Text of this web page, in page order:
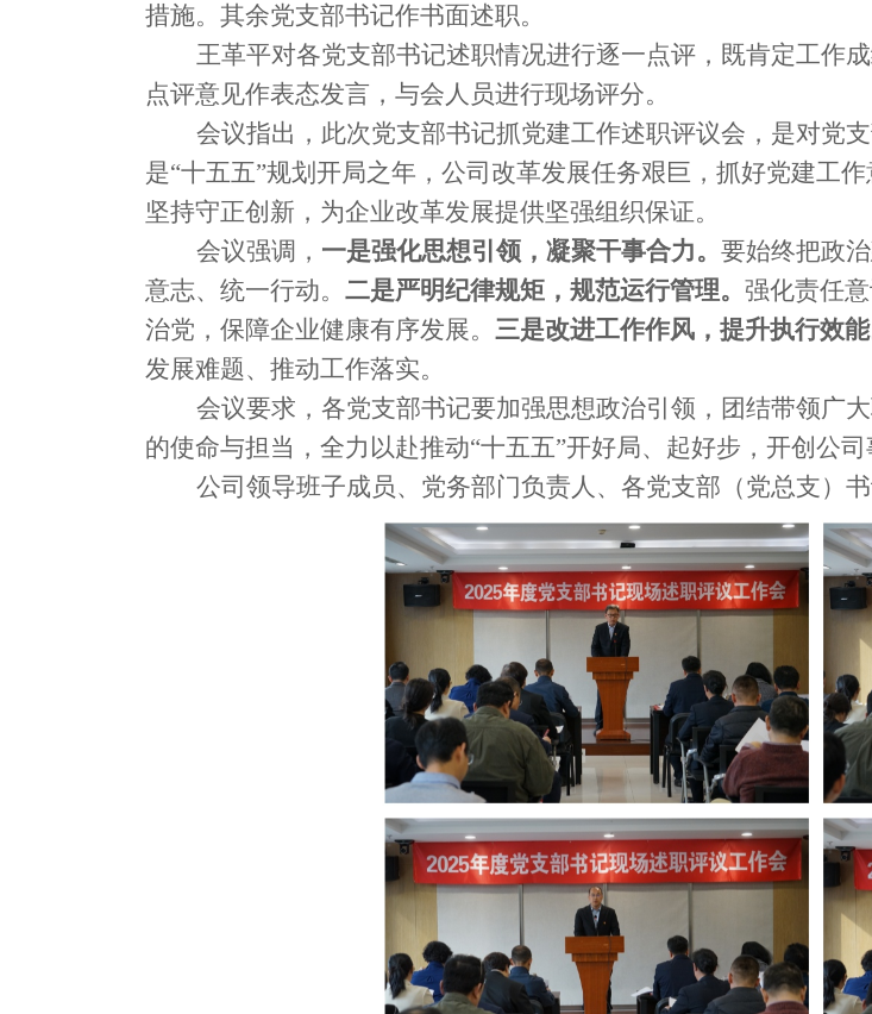
措施。其余党支部书记作书面述职。
王革平对各党支部书记述职情况进行逐一点评，既肯定工作
点评意见作表态发言，与会人员进行现场评分。
会议指出，此次党支部书记抓党建工作述职评议会，是对党
是“十五五”规划开局之年，公司改革发展任务艰巨，抓好党建工
坚持守正创新，为企业改革发展提供坚强组织保证。
会议强调， 一是强化思想引领，凝聚干事合力。 要始终把政
意志、统一行动。 二是严明纪律规矩，规范运行管理。 强化责任
治党，保障企业健康有序发展。 三是改进工作作风，提升执行效能
发展难题、推动工作落实。
会议要求，各党支部书记要加强思想政治引领，团结带领广
的使命与担当，全力以赴推动“十五五”开好局、起好步，开创公司
公司领导班子成员、党务部门负责人、各党支部（党总支）